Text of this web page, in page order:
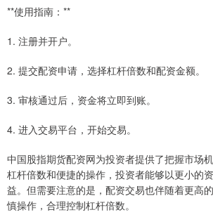
**使用指南：**
1. 注册并开户。
2. 提交配资申请，选择杠杆倍数和配资金额。
3. 审核通过后，资金将立即到账。
4. 进入交易平台，开始交易。
中国股指期货配资网为投资者提供了把握市场
杠杆倍数和便捷的操作，投资者能够以更小的
益。但需要注意的是，配资交易也伴随着更高
慎操作，合理控制杠杆倍数。